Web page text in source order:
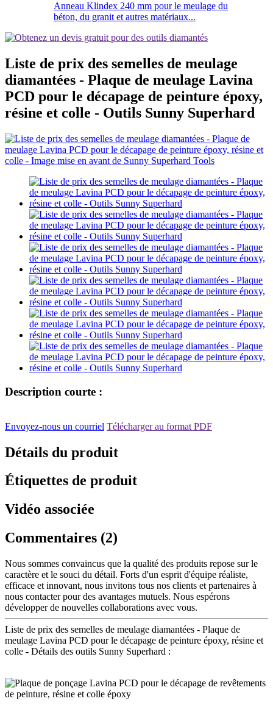
Anneau Klindex 240 mm pour le meulage du
béton, du granit et autres matériaux...
Liste de prix des semelles de meulage
diamantées - Plaque de meulage Lavina
PCD pour le décapage de peinture époxy,
résine et colle - Outils Sunny Superhard
Description courte :
Envoyez-nous un courriel Télécharger au format PDF
Détails du produit
Étiquettes de produit
Vidéo associée
Commentaires (2)
Nous sommes convaincus que la qualité des produits repose sur le
caractère et le souci du détail. Forts d'un esprit d'équipe réaliste,
efficace et innovant, nous invitons tous nos clients et partenaires à
nous contacter pour des avantages mutuels. Nous espérons
développer de nouvelles collaborations avec vous.
Liste de prix des semelles de meulage diamantées - Plaque de
meulage Lavina PCD pour le décapage de peinture époxy, résine et
colle - Détails des outils Sunny Superhard :